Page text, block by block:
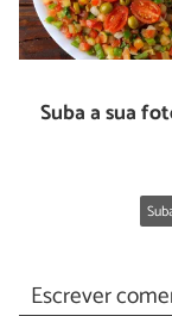
Suba a sua
Escrever